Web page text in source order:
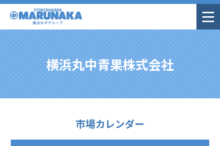
横浜丸中青果株式会社
市場カレンダー